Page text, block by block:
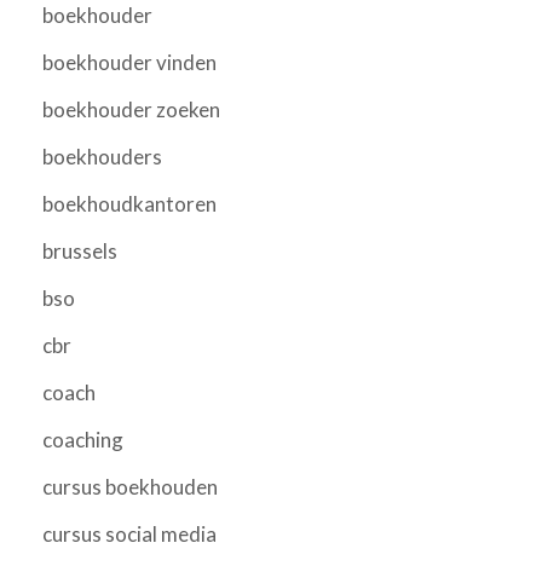
boekhouder
boekhouder vinden
boekhouder zoeken
boekhouders
boekhoudkantoren
brussels
bso
cbr
coach
coaching
cursus boekhouden
cursus social media